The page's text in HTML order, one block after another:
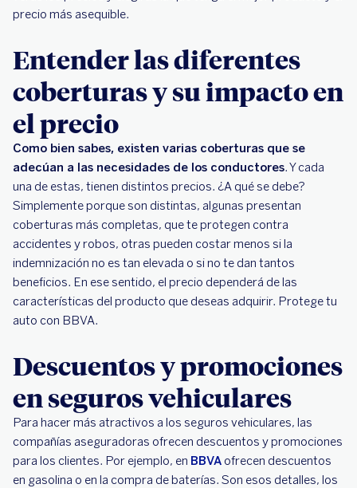
precio más asequible.
Entender las diferentes
coberturas y su impacto en
el precio
Como bien sabes, existen varias coberturas que se
adecúan a las necesidades de los conductores. Y cada
una de estas, tienen distintos precios. ¿A qué se debe?
Simplemente porque son distintas, algunas presentan
coberturas más completas, que te protegen contra
accidentes y robos, otras pueden costar menos si la
indemnización no es tan elevada o si no te dan tantos
beneficios. En ese sentido, el precio dependerá de las
características del producto que deseas adquirir. Protege tu
auto con BBVA.
Descuentos y promociones
en seguros vehiculares
Para hacer más atractivos a los seguros vehiculares, las
compañías aseguradoras ofrecen descuentos y promociones
para los clientes. Por ejemplo, en BBVA ofrecen descuentos
en gasolina o en la compra de baterías. Son esos detalles, los